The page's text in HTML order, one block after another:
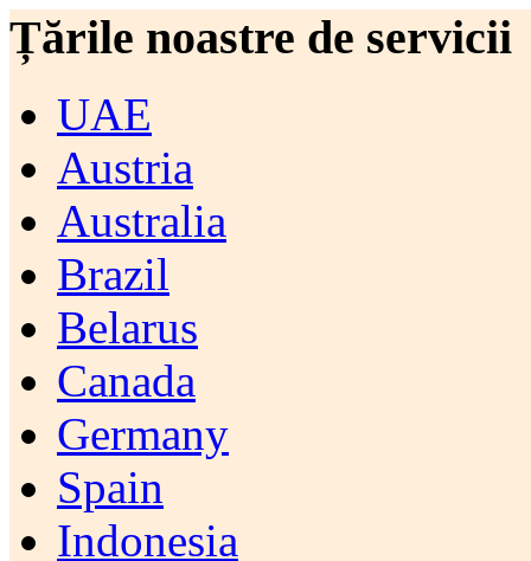
Țările noastre de servicii
UAE
Austria
Australia
Brazil
Belarus
Canada
Germany
Spain
Indonesia